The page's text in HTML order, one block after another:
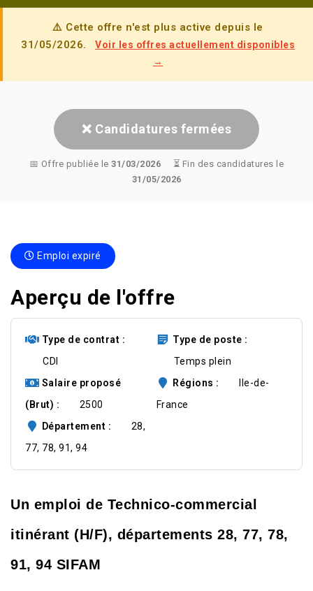
⚠️ Cette offre n'est plus active depuis le
31/05/2026.
Voir les offres actuellement disponibles
→
❌ Candidatures fermées
📅 Offre publiée le31/03/2026 ⏳ Fin des candidatures le
31/05/2026
Emploi expiré
Aperçu de l'offre
Type de contrat
CDI
Type de poste
Temps plein
Salaire proposé
(Brut)
2500
Régions
Ile-de-
France
Département
28,
77, 78, 91, 94
Un emploi de Technico-commercial
itinérant (H/F), départements 28, 77, 78,
91, 94 SIFAM